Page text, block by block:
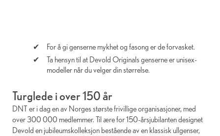
For å gi genserne mykhet og fasong er de forvasket.
Ta hensyn til at Devold Originals genserne er unisex-
modeller når du velger din størrelse.
Turglede i over 150 år
DNT er i dag en av Norges største frivillige organisasjoner, med
over 300 000 medlemmer. Til ære for 150-årsjubilanten designet
Devold en jubileumskolleksjon bestående av en klassisk ullgenser,